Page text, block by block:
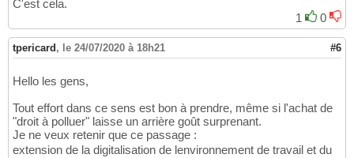
C'est cela.
1
0
tpericard , le 24/07/2020 à 18h21 #6
Hello les gens,
Tout effort dans ce sens est bon à prendre, même si l'achat de
"droit à polluer" laisse un arrière goût surprenant.
Je ne veux retenir que ce passage :
extension de la digitalisation de lenvironnement de travail et du